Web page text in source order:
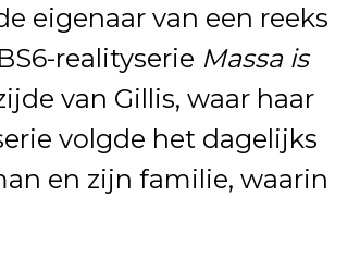
eigenaar van een reeks
realityserie Massa is
van Gillis, waar haar
volgde het dagelijks
en zijn familie, waarin